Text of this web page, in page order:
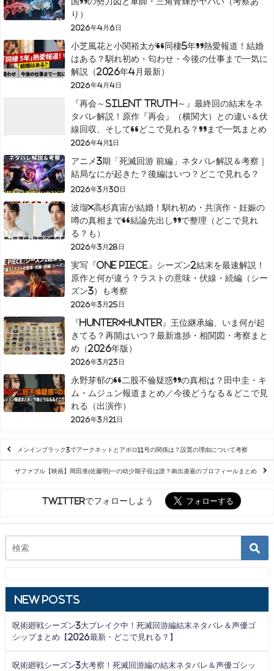
り）
2026年4月6日
小芝風花と小関裕太が“同棲5年”熱愛報道！結婚
はある？馴れ初め・匂わせ・今後の仕事まで一気に
解説（2026年4月最新）
2026年4月4日
『再会～Silent Truth～』最終回の結末をネ
タバレ解説！原作『再会』（横関大）との違い＆伏
線回収、そして“どこで見れる？”まで一気まとめ
2026年4月1日
アニメ3期「死滅回游 前編」ネタバレ解説＆考察｜
結局なにが起きた？後編はいつ？どこで見れる？
2026年3月30日
波瑠×高杉真宙が結婚！馴れ初め・共演作・妊娠の
噂の真相まで“結論先出し”で整理（どこで見れ
る？も）
2026年3月28日
実写『ONE PIECE』シーズン2結末を最速解説！
原作と何が違う？ラストの意味・伏線・続編（シー
ズン3）も考察
2026年3月25日
『HUNTER×HUNTER』王位継承編、いま何が起
きてる？再開はいつ？最新進捗・相関図・考察まと
め（2026年版）
2026年3月23日
永野芽郁の“二股不倫疑惑”の真相は？田中圭・キ
ム・ムジュン報道まとめ／今後どうなる＆どこで見
れる（出演作）
2026年3月21日
メンインブラック3でアークネットとアポロ11号の関係は？設置の理由について考察
ザファブル【映画】岡田准(佐藤明)一の幼少期子役は誰？南出凌嘉のプロフィールまとめ
Twitterでフォローしよう
New Posts
呪術廻戦シーズン3大ブレイク中！死滅回游編結末ネタバレ＆声優ゴ
シップまとめ【2026最新・どこで見れる？】
呪術廻戦シーズン3大考察！死滅回游編の結末ネタバレ＆声優ゴシッ